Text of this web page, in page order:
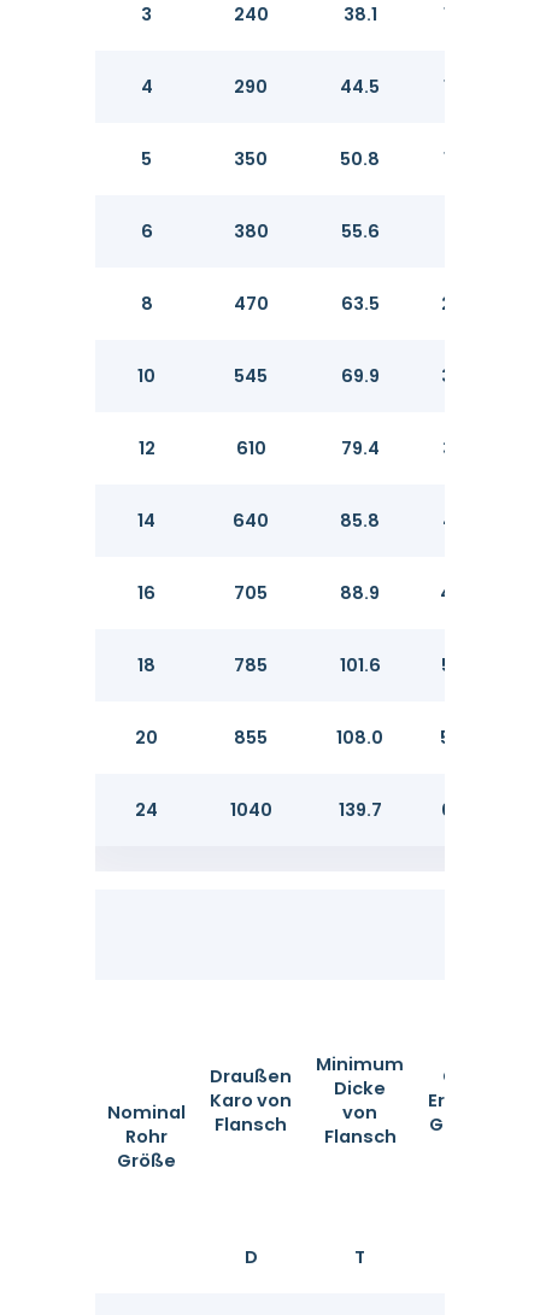
3 240 38.1 127.0
4 290 44.5 157.2
5 350 50.8 185.7
6 380 55.6
8 470 63.5 269.9
10 545 69.9 323.8
12 610 79.4 381.0
14 640 85.8 412.8
16 705 88.9 469.9
18 785 101.6 533.4
20 855 108.0 584.2
24 1040 139.7 692.2
Nominal
Rohr
Größe
Draußen
Karo von
Flansch
Minimum
Dicke
von
Flansch
ODof
Erzogen
Gesicht
D T